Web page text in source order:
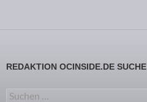
REDAKTION OCINSIDE.DE SUCHE
Suchen nach: